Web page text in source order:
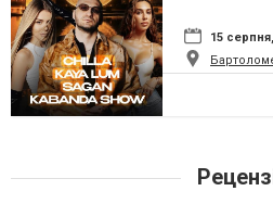
15